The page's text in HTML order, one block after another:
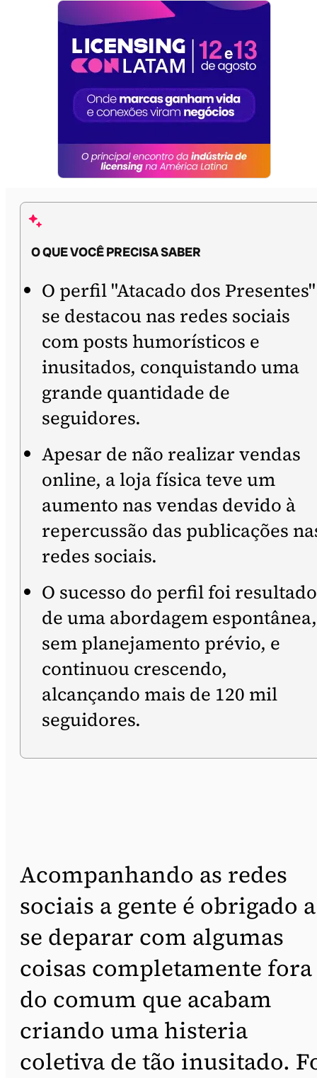
O QUE VOCÊ PRECISA SABER
O perfil "Atacado dos Presentes"
se destacou nas redes sociais
com posts humorísticos e
inusitados, conquistando uma
grande quantidade de
seguidores.
Apesar de não realizar vendas
online, a loja física teve um
aumento nas vendas devido à
repercussão das publicações
redes sociais.
O sucesso do perfil foi resultado
de uma abordagem espontânea,
sem planejamento prévio, e
continuou crescendo,
alcançando mais de 120 mil
seguidores.
Acompanhando as redes
sociais a gente é obrigado a
se deparar com algumas
coisas completamente fora
do comum que acabam
criando uma histeria
coletiva de tão inusitado.